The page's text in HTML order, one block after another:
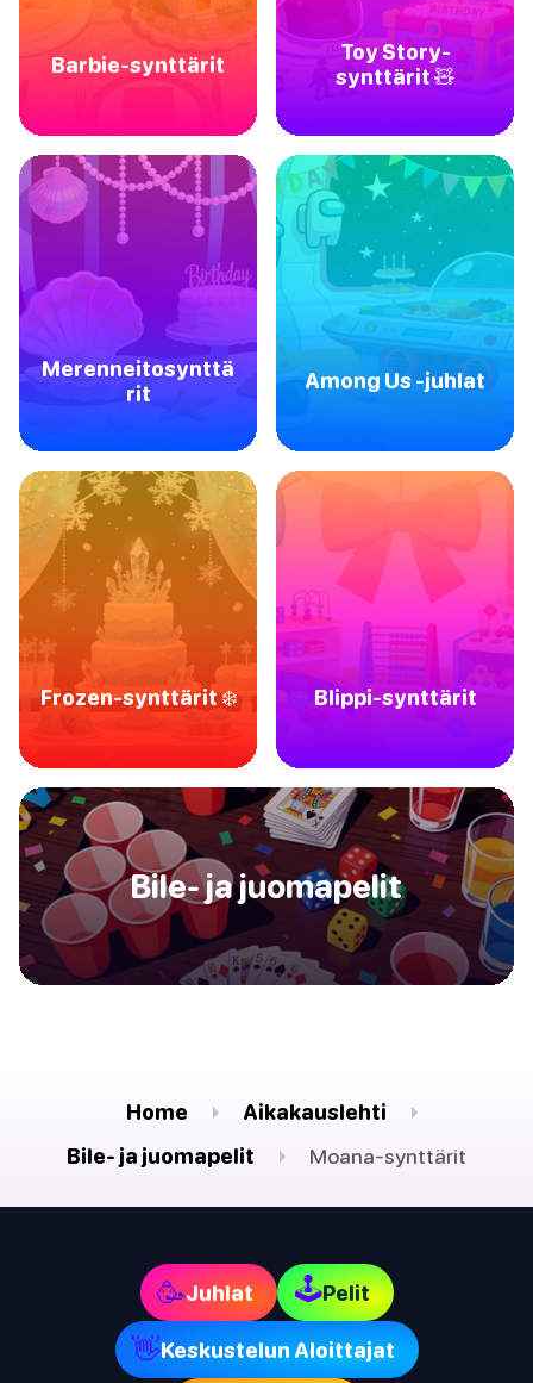
Barbie-synttärit
Toy Story-
synttärit 🧸
Merenneitosynttä
rit
Among Us -juhlat
Frozen-synttärit ❄️ Blippi-synttärit
Bile- ja juomapelit
Home
Aikakauslehti
Bile- ja juomapelit
Moana-synttärit
🥳Juhlat 🕹Pelit
👋Keskustelun Aloittajat